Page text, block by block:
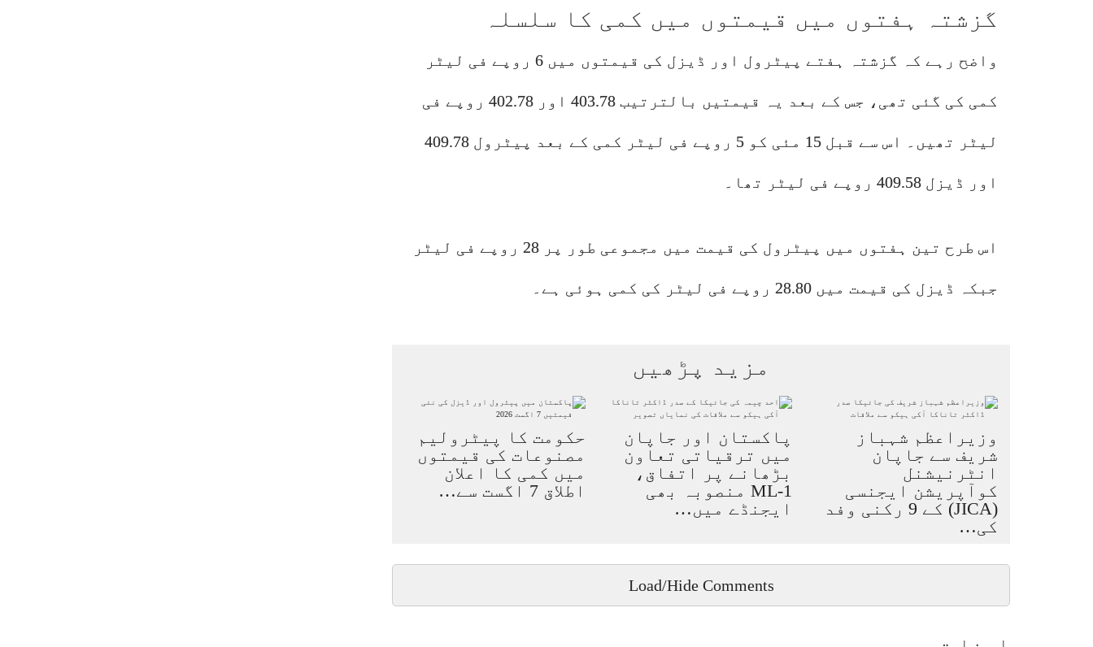
گزشتہ ہفتوں میں قیمتوں میں کمی کا سلسلہ
واضح رہے کہ گزشتہ ہفتے پیٹرول اور ڈیزل کی قیمتوں میں 6 روپے فی لیٹر
کمی کی گئی تھی، جس کے بعد یہ قیمتیں بالترتیب 403.78 اور 402.78 روپے فی
لیٹر تھیں۔ اس سے قبل 15 مئی کو 5 روپے فی لیٹر کمی کے بعد پیٹرول 409.78
اور ڈیزل 409.58 روپے فی لیٹر تھا۔
اس طرح تین ہفتوں میں پیٹرول کی قیمت میں مجموعی طور پر 28 روپے فی لیٹر
جبکہ ڈیزل کی قیمت میں 28.80 روپے فی لیٹر کی کمی ہوئی ہے۔
مزید پڑھیں
حکومت کا پیٹرولیم
مصنوعات کی قیمتوں
میں کمی کا اعلان
اطلاق 7 اگست سے…
پاکستان اور جاپان
میں ترقیاتی تعاون
بڑھانے پر اتفاق،
ML-1 منصوبہ بھی
ایجنڈے میں…
وزیراعظم شہباز
شریف سے جاپان
انٹرنیشنل
کوآپریشن ایجنسی
(JICA) کے 9 رکنی وفد
کی…
Load/Hide Comments